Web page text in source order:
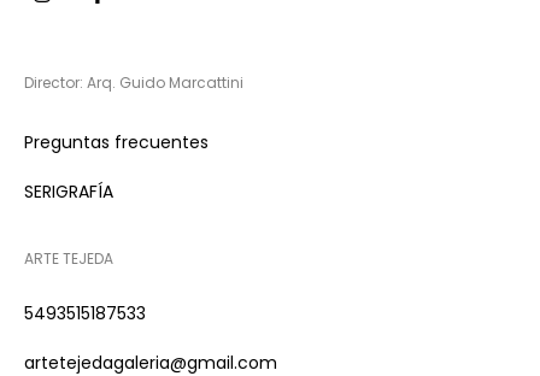
Director: Arq. Guido Marcattini
Preguntas frecuentes
SERIGRAFÍA
ARTE TEJEDA
5493515187533
artetejedagaleria@gmail.com